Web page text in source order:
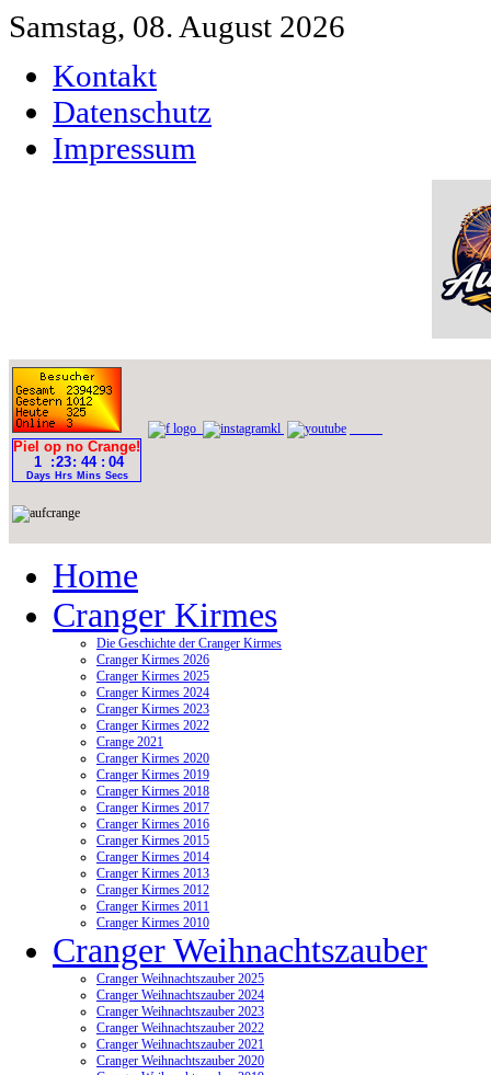
Samstag, 08. August 2026
Kontakt
Datenschutz
Impressum
Home
Cranger Kirmes
Die Geschichte der Cranger Kirmes
Cranger Kirmes 2026
Cranger Kirmes 2025
Cranger Kirmes 2024
Cranger Kirmes 2023
Cranger Kirmes 2022
Crange 2021
Cranger Kirmes 2020
Cranger Kirmes 2019
Cranger Kirmes 2018
Cranger Kirmes 2017
Cranger Kirmes 2016
Cranger Kirmes 2015
Cranger Kirmes 2014
Cranger Kirmes 2013
Cranger Kirmes 2012
Cranger Kirmes 2011
Cranger Kirmes 2010
Cranger Weihnachtszauber
Cranger Weihnachtszauber 2025
Cranger Weihnachtszauber 2024
Cranger Weihnachtszauber 2023
Cranger Weihnachtszauber 2022
Cranger Weihnachtszauber 2021
Cranger Weihnachtszauber 2020